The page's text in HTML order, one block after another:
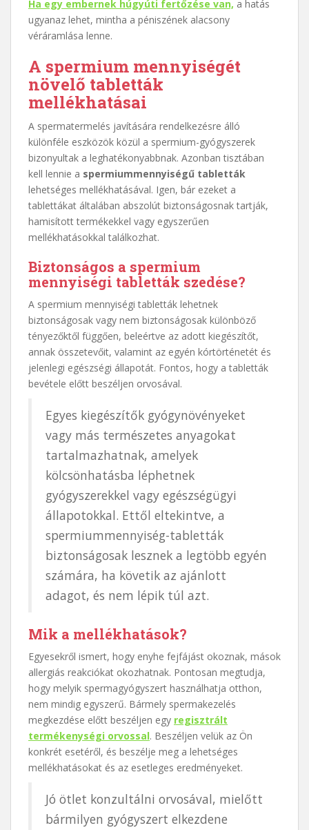
Ha egy embernek húgyúti fertőzése van, a hatás
ugyanaz lehet, mintha a péniszének alacsony
véráramlása lenne.
A spermium mennyiségét
növelő tabletták
mellékhatásai
A spermatermelés javítására rendelkezésre álló
különféle eszközök közül a spermium-gyógyszerek
bizonyultak a leghatékonyabbnak. Azonban tisztában
kell lennie a spermiummennyiségű tabletták
lehetséges mellékhatásával. Igen, bár ezeket a
tablettákat általában abszolút biztonságosnak tartják,
hamisított termékekkel vagy egyszerűen
mellékhatásokkal találkozhat.
Biztonságos a spermium
mennyiségi tabletták szedése?
A spermium mennyiségi tabletták lehetnek
biztonságosak vagy nem biztonságosak különböző
tényezőktől függően, beleértve az adott kiegészítőt,
annak összetevőit, valamint az egyén kórtörténetét és
jelenlegi egészségi állapotát. Fontos, hogy a tabletták
bevétele előtt beszéljen orvosával.
Egyes kiegészítők gyógynövényeket
vagy más természetes anyagokat
tartalmazhatnak, amelyek
kölcsönhatásba léphetnek
gyógyszerekkel vagy egészségügyi
állapotokkal. Ettől eltekintve, a
spermiummennyiség-tabletták
biztonságosak lesznek a legtöbb egyén
számára, ha követik az ajánlott
adagot, és nem lépik túl azt.
Mik a mellékhatások?
Egyesekről ismert, hogy enyhe fejfájást okoznak, mások
allergiás reakciókat okozhatnak. Pontosan megtudja,
hogy melyik spermagyógyszert használhatja otthon,
nem mindig egyszerű. Bármely spermakezelés
megkezdése előtt beszéljen egy regisztrált
termékenységi orvossal. Beszéljen velük az Ön
konkrét esetéről, és beszélje meg a lehetséges
mellékhatásokat és az esetleges eredményeket.
Jó ötlet konzultálni orvosával, mielőtt
bármilyen gyógyszert elkezdene